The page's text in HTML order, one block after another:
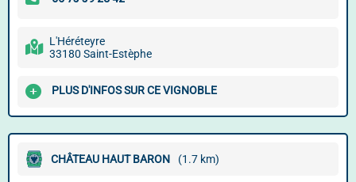
L'Héréteyre
33180 Saint-Estèphe
PLUS D'INFOS SUR CE VIGNOBLE
CHÂTEAU HAUT BARON (1.7 km)